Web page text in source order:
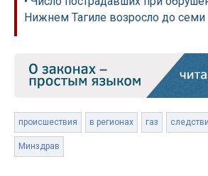
Нижнем Тагиле возросло до семи
происшествия в регионах газ
Минздрав